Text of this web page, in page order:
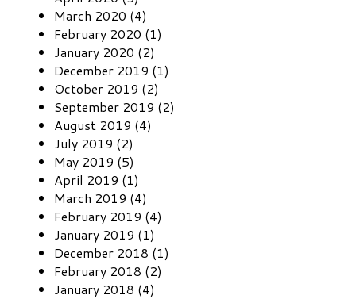
March 2020 (4)
February 2020 (1)
January 2020 (2)
December 2019 (1)
October 2019 (2)
September 2019 (2)
August 2019 (4)
July 2019 (2)
May 2019 (5)
April 2019 (1)
March 2019 (4)
February 2019 (4)
January 2019 (1)
December 2018 (1)
February 2018 (2)
January 2018 (4)